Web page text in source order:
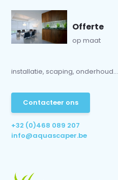
Offerte
op maat
installatie, scaping, onderhoud...
Contacteer ons
+32 (0)468 089 207
info@aquascaper.be